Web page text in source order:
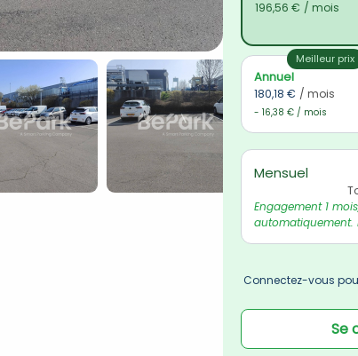
196,56 € / mois
Meilleur prix
Annuel
180,18 € / mois
- 16,38 € / mois
Mensuel
Engagement 1
automatiquement.
Connectez-vous
Se